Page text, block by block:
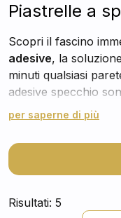
Piastrelle a
Scopri il fascino
adesive, la
minuti qualsiasi
adesive specchio
richiedono attrezzi
totale autonomia.
e applicarle dove
ingresso. Grazie al
per saperne di più
Risultati: 5